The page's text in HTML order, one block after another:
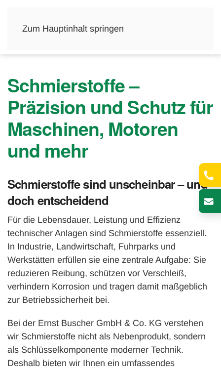
Zum Hauptinhalt springen
Schmierstoffe –
Präzision und Schutz für
Maschinen, Motoren
und mehr
Schmierstoffe sind unscheinbar – und
doch entscheidend
Für die Lebensdauer, Leistung und Effizienz
technischer Anlagen sind Schmierstoffe essenziell.
In Industrie, Landwirtschaft, Fuhrparks und
Werkstätten erfüllen sie eine zentrale Aufgabe: Sie
reduzieren Reibung, schützen vor Verschleiß,
verhindern Korrosion und tragen damit maßgeblich
zur Betriebssicherheit bei.
Bei der Ernst Buscher GmbH & Co. KG verstehen
wir Schmierstoffe nicht als Nebenprodukt, sondern
als Schlüsselkomponente moderner Technik.
Deshalb bieten wir Ihnen ein umfassendes